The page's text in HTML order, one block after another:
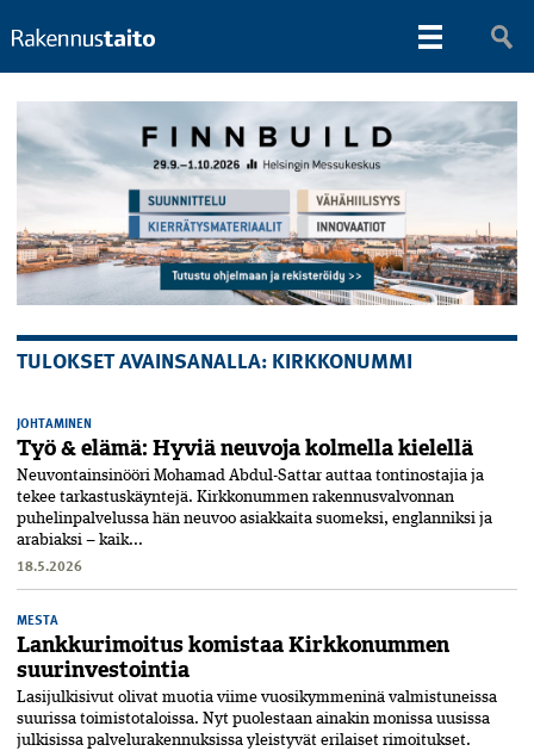
TULOKSET AVAINSANALLA: KIRKKONUMMI
JOHTAMINEN
Työ & elämä: Hyviä neuvoja kolmella kielellä
Neuvontainsinööri Mohamad Abdul-Sattar auttaa tontinostajia ja
tekee tarkastuskäyntejä. Kirkkonummen rakennusvalvonnan
puhelinpalvelussa hän neuvoo asiakkaita suomeksi, englanniksi ja
arabiaksi – kaik...
18.5.2026
MESTA
Lankkurimoitus komistaa Kirkkonummen
suurinvestointia
Lasijulkisivut olivat muotia viime vuosikymmeninä valmistuneissa
suurissa toimistotaloissa. Nyt puolestaan ainakin monissa uusissa
julkisissa palvelurakennuksissa yleistyvät erilaiset rimoitukset.